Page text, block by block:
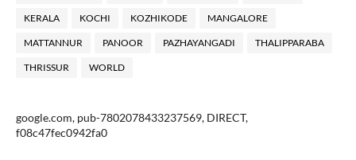
KERALA KOCHI KOZHIKODE MANGALORE
MATTANNUR PANOOR PAZHAYANGADI THALIPPARABA
THRISSUR WORLD
google.com, pub-7802078433237569, DIRECT,
f08c47fec0942fa0